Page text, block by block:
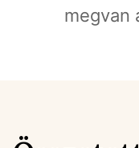
megvan